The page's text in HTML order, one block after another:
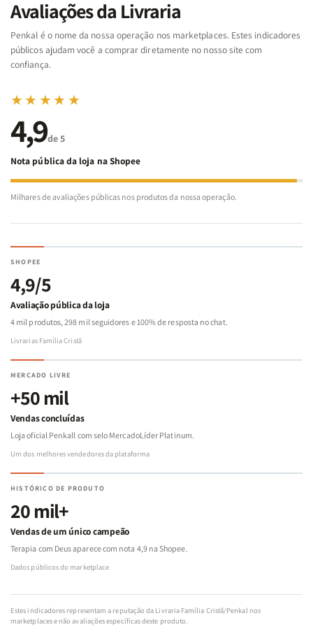
Bíblia
-
Penkal
Bíblia
-
Penkal
Avaliações da Livraria
Penkal é o nome da nossa operação nos marketplaces. Estes indicadores
públicos ajudam você a comprar diretamente no nosso site com
confiança.
★★★★★
4,9de 5
Nota pública da loja na Shopee
Milhares de avaliações públicas nos produtos da nossa operação.
SHOPEE
4,9/5
Avaliação pública da loja
4 mil produtos, 298 mil seguidores e 100% de resposta no chat.
Livrarias Família Cristã
MERCADO LIVRE
+50 mil
Vendas concluídas
Loja oficial Penkall com selo MercadoLíder Platinum.
Um dos melhores vendedores da plataforma
HISTÓRICO DE PRODUTO
20 mil+
Vendas de um único campeão
Terapia com Deus aparece com nota 4,9 na Shopee.
Dados públicos do marketplace
Estes indicadores representam a reputação da Livraria Família Cristã/Penkal nos
marketplaces e não avaliações específicas deste produto.